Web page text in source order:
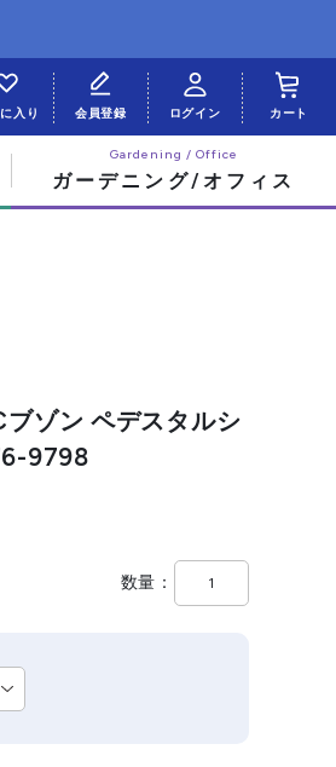
ガーデニング/オフィス
入り 会員登録 ログイン カート
ゾン ペデスタルシ
9798
数量